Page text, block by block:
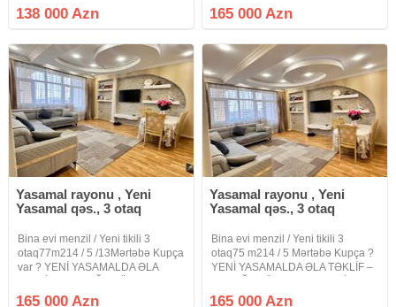
mərtəbəli yeni tikili binanın 8-ci
mərtəbəsində 3 otağa ideal
dəniz
138 000 Azn
MƏNZİL! ? Yeni Yasamal
qəsəbəsi, Mənzil 286 nömrəli
Məhəmməd Xiyabani
165 000 Azn
Yasamal rayonu , Yeni
Yasamal qəs., 3 otaq
Bina evi menzil / Yeni tikili 3
otaq77m214 / 5 /13Mərtəbə Kupça
var ? YENİ YASAMALDA ƏLA
MƏNZİL! ? Yeni Yasamal
165 000 Azn
Yasamal rayonu , Yeni
Yasamal qəs., 3 otaq
Bina evi menzil / Yeni tikili 3
otaq75 m214 / 5 Mərtəbə Kupça ?
YENİ YASAMALDA ƏLA TƏKLİF –
Yeni Yasamal qəsəbəsi, 286
165 000 Azn